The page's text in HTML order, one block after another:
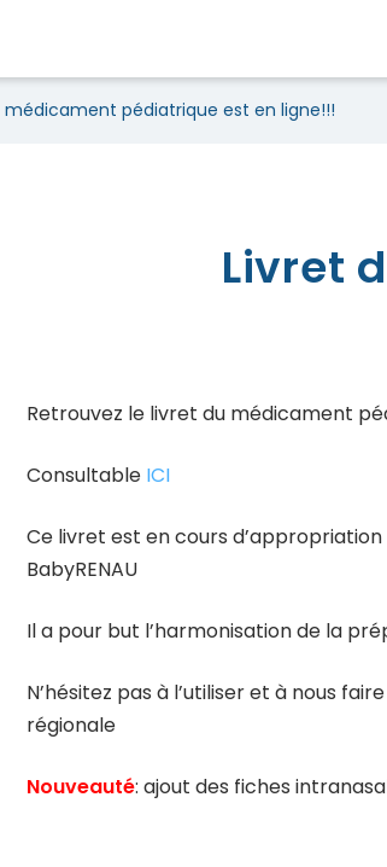
médicament pédiatrique est en ligne!!!
Livret
Retrouvez le livret du médicament
Consultable ICI
Ce livret est en cours
BabyRENAU
Il a pour but l’harmonisation de la
N’hésitez pas à l’utiliser et à nous
régionale
Nouveauté: ajout des fiches